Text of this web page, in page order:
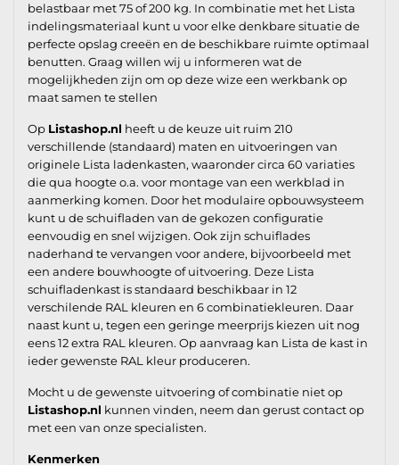
belastbaar met 75 of 200 kg. In combinatie met het Lista
indelingsmateriaal kunt u voor elke denkbare situatie de
perfecte opslag creeën en de beschikbare ruimte optimaal
benutten. Graag willen wij u informeren wat de
mogelijkheden zijn om op deze wize een werkbank op
maat samen te stellen
Op Listashop.nl heeft u de keuze uit ruim 210
verschillende (standaard) maten en uitvoeringen van
originele Lista ladenkasten, waaronder circa 60 variaties
die qua hoogte o.a. voor montage van een werkblad in
aanmerking komen. Door het modulaire opbouwsysteem
kunt u de schuifladen van de gekozen configuratie
eenvoudig en snel wijzigen. Ook zijn schuiflades
naderhand te vervangen voor andere, bijvoorbeeld met
een andere bouwhoogte of uitvoering. Deze Lista
schuifladenkast is standaard beschikbaar in 12
verschilende RAL kleuren en 6 combinatiekleuren. Daar
naast kunt u, tegen een geringe meerprijs kiezen uit nog
eens 12 extra RAL kleuren. Op aanvraag kan Lista de kast in
ieder gewenste RAL kleur produceren.
Mocht u de gewenste uitvoering of combinatie niet op
Listashop.nl kunnen vinden, neem dan gerust contact op
met een van onze specialisten.
Kenmerken